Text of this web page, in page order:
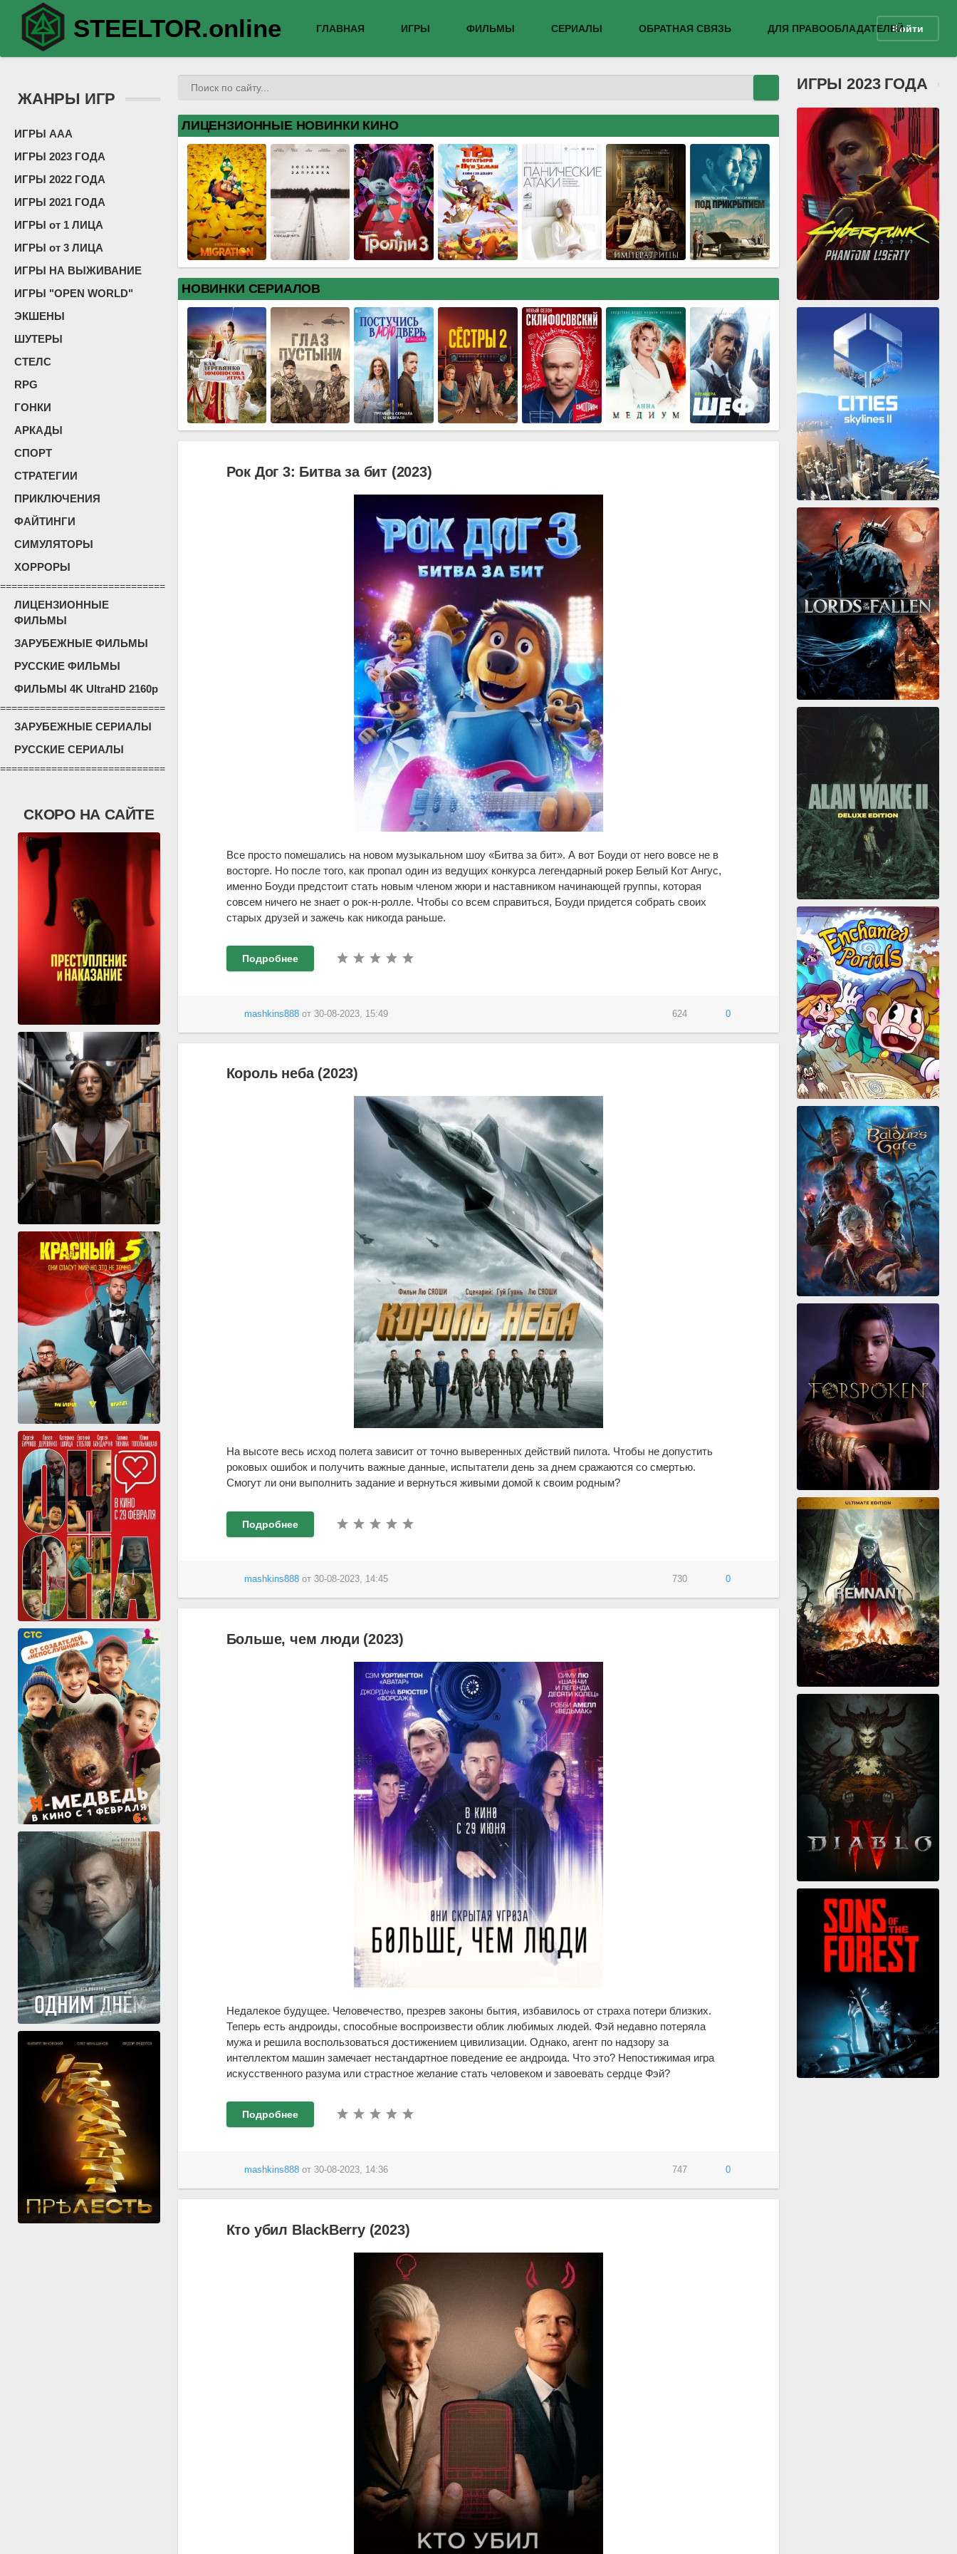
STEELTOR.online ГЛАВНАЯ ИГРЫ ФИЛЬМЫ СЕРИАЛЫ ОБРАТНАЯ СВЯЗЬ ДЛЯ ПРАВООБЛАДАТЕЛЕЙВойти
ЖАНРЫ ИГР
ИГРЫ ААА
ИГРЫ 2023 ГОДА
ИГРЫ 2022 ГОДА
ИГРЫ 2021 ГОДА
ИГРЫ от 1 ЛИЦА
ИГРЫ от 3 ЛИЦА
ИГРЫ НА ВЫЖИВАНИЕ
ИГРЫ "OPEN WORLD"
ЭКШЕНЫ
ШУТЕРЫ
СТЕЛС
RPG
ГОНКИ
АРКАДЫ
СПОРТ
СТРАТЕГИИ
ПРИКЛЮЧЕНИЯ
ФАЙТИНГИ
СИМУЛЯТОРЫ
ХОРРОРЫ
=============================
ЛИЦЕНЗИОННЫЕ
ФИЛЬМЫ
ЗАРУБЕЖНЫЕ ФИЛЬМЫ
РУССКИЕ ФИЛЬМЫ
ФИЛЬМЫ 4K UltraHD 2160p
=============================
ЗАРУБЕЖНЫЕ СЕРИАЛЫ
РУССКИЕ СЕРИАЛЫ
=============================
СКОРО НА САЙТЕ
ЛИЦЕНЗИОННЫЕ НОВИНКИ КИНО
НОВИНКИ СЕРИАЛОВ
Рок Дог 3: Битва за бит (2023)
Все просто помешались на новом музыкальном шоу «Битва за бит». А вот Боуди от него вовсе не в
восторге. Но после того, как пропал один из ведущих конкурса легендарный рокер Белый Кот Ангус,
именно Боуди предстоит стать новым членом жюри и наставником начинающей группы, которая
совсем ничего не знает о рок-н-ролле. Чтобы со всем справиться, Боуди придется собрать своих
старых друзей и зажечь как никогда раньше.
Подробнее
624 0
mashkins888от 30-08-2023, 15:49
Король неба (2023)
На высоте весь исход полета зависит от точно выверенных действий пилота. Чтобы не допустить
роковых ошибок и получить важные данные, испытатели день за днем сражаются со смертью.
Смогут ли они выполнить задание и вернуться живыми домой к своим родным?
Подробнее
730 0
mashkins888от 30-08-2023, 14:45
Больше, чем люди (2023)
Недалекое будущее. Человечество, презрев законы бытия, избавилось от страха потери близких.
Теперь есть андроиды, способные воспроизвести облик любимых людей. Фэй недавно потеряла
мужа и решила воспользоваться достижением цивилизации. Однако, агент по надзору за
интеллектом машин замечает нестандартное поведение ее андроида. Что это? Непостижимая игра
искусственного разума или страстное желание стать человеком и завоевать сердце Фэй?
Подробнее
747 0
mashkins888от 30-08-2023, 14:36
Кто убил BlackBerry (2023)
ИГРЫ 2023 ГОДА